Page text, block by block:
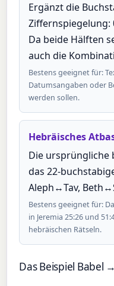
Ergänzt die
Da beide Hälften
auch die
Bestens geeignet für:
Datumsangaben oder
werden sollen.
Hebräisches
Die ursprüngliche
das 22-
Aleph↔Tav,
Bestens geeignet für:
in Jeremia 25:26 und
hebräischen Rätseln.
Das Beispiel Babel